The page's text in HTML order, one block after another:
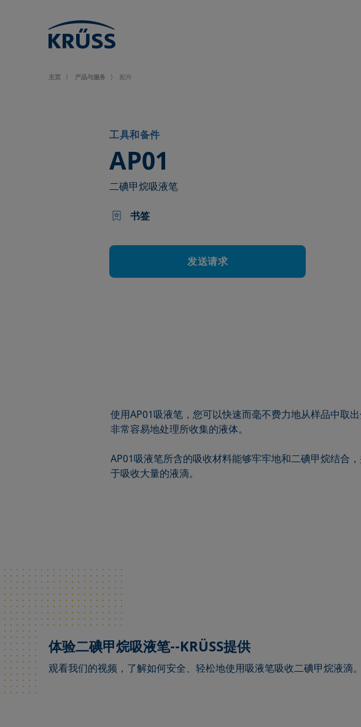
主页 产品与服务 配件
工具和备件
AP01
–
二碘甲烷吸液笔
书签
发送请求
使用AP01吸液笔，您可以快速而毫不费力地从样品中取
非常容易地处理所收集的液体。
AP01吸液笔所含的吸收材料能够牢牢地和二碘甲烷结合
于吸收大量的液滴。
体验二碘甲烷吸液笔--KRÜSS提供
观看我们的视频，了解如何安全、轻松地使用吸液笔吸收二碘甲烷液滴。